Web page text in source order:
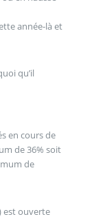
année-là et
qu’il
en cours de
de 36% soit
de
est ouverte